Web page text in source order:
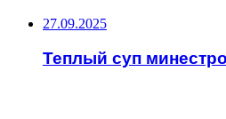
27.09.2025
Теплый суп